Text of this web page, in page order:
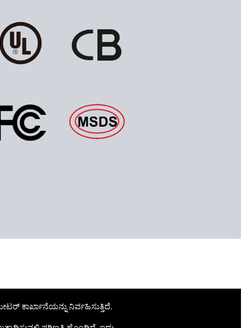
ಕಾರ್ಖಾನೆಯನ್ನು ನಿರ್ವಹಿಸುತ್ತಿದೆ.